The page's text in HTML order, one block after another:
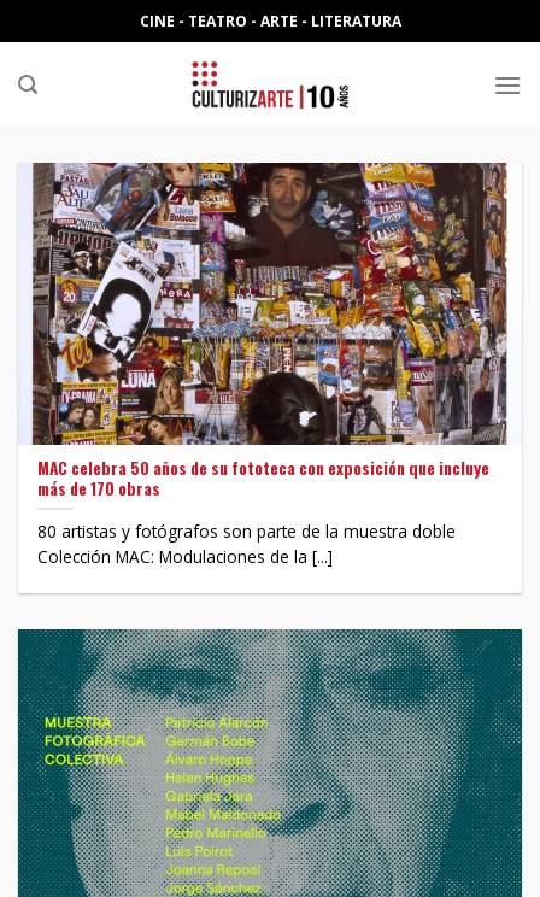
to
content
CINE - TEATRO - ARTE - LITERATURA
MAC celebra 50 años de su fototeca con exposición que incluye
más de 170 obras
80 artistas y fotógrafos son parte de la muestra doble
Colección MAC: Modulaciones de la [...]